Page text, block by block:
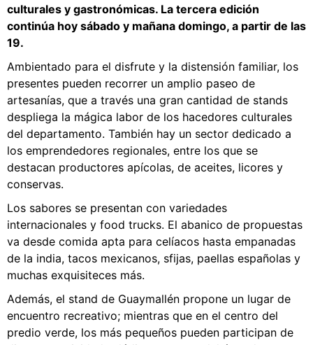
culturales y gastronómicas. La tercera edición
continúa hoy sábado y mañana domingo, a partir de las
19.
Ambientado para el disfrute y la distensión familiar, los
presentes pueden recorrer un amplio paseo de
artesanías, que a través una gran cantidad de stands
despliega la mágica labor de los hacedores culturales
del departamento. También hay un sector dedicado a
los emprendedores regionales, entre los que se
destacan productores apícolas, de aceites, licores y
conservas.
Los sabores se presentan con variedades
internacionales y food trucks. El abanico de propuestas
va desde comida apta para celíacos hasta empanadas
de la india, tacos mexicanos, sfijas, paellas españolas y
muchas exquisiteces más.
Además, el stand de Guaymallén propone un lugar de
encuentro recreativo; mientras que en el centro del
predio verde, los más pequeños pueden participan de